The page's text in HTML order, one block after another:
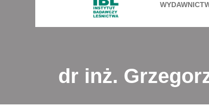
dr inż.